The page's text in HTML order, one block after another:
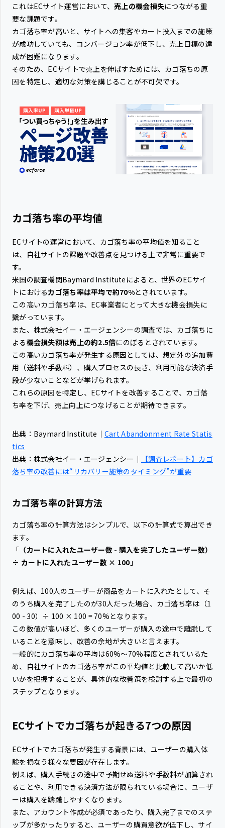
これはECサイト運営において、売上の機会損失につながる重
要な課題です。
カゴ落ち率が高いと、サイトへの集客やカート投入までの施策
が成功していても、コンバージョン率が低下し、売上目標の達
成が困難になります。
そのため、ECサイトで売上を伸ばすためには、カゴ落ちの原
因を特定し、適切な対策を講じることが不可欠です。
カゴ落ち率の平均値
ECサイトの運営において、カゴ落ち率の平均値を知ること
は、自社サイトの課題や改善点を見つける上で非常に重要で
す。
米国の調査機関Baymard Instituteによると、世界のECサイ
トにおけるカゴ落ち率は平均で約70%とされています。
この高いカゴ落ち率は、EC事業者にとって大きな機会損失に
繋がっています。
また、株式会社イー・エージェンシーの調査では、カゴ落ちに
よる機会損失額は売上の約2.5倍にのぼるとされています。
この高いカゴ落ち率が発生する原因としては、想定外の追加費
用（送料や手数料）、購入プロセスの長さ、利用可能な決済手
段が少ないことなどが挙げられます。
これらの原因を特定し、ECサイトを改善することで、カゴ落
ち率を下げ、売上向上につなげることが期待できます。
出典：Baymard Institute｜ Cart Abandonment Rate Statis
tics
出典：株式会社イー・エージェンシー｜
【調査レポート】カゴ
落ち率の改善には“リカバリー施策のタイミング”が重要
カゴ落ち率の計算方法
カゴ落ち率の計算方法はシンプルで、以下の計算式で算出でき
ます。
「 （カートに入れたユーザー数 - 購入を完了したユーザー数）
÷ カートに入れたユーザー数 × 100 」
例えば、100人のユーザーが商品をカートに入れたとして、そ
のうち購入を完了したのが30人だった場合、カゴ落ち率は（1
00 - 30）÷ 100 × 100 = 70%となります。
この数値が高いほど、多くのユーザーが購入の途中で離脱して
いることを意味し、改善の余地が大きいと言えます。
一般的にカゴ落ち率の平均は60%〜70%程度とされているた
め、自社サイトのカゴ落ち率がこの平均値と比較して高いか低
いかを把握することが、具体的な改善策を検討する上で最初の
ステップとなります。
ECサイトでカゴ落ちが起きる7つの原因
ECサイトでカゴ落ちが発生する背景には、ユーザーの購入体
験を損なう様々な要因が存在します。
例えば、購入手続きの途中で予期せぬ送料や手数料が加算され
ることや、利用できる決済方法が限られている場合に、ユーザ
ーは購入を躊躇しやすくなります。
また、アカウント作成が必須であったり、購入完了までのステ
ップが多かったりすると、ユーザーの購買意欲が低下し、サイ